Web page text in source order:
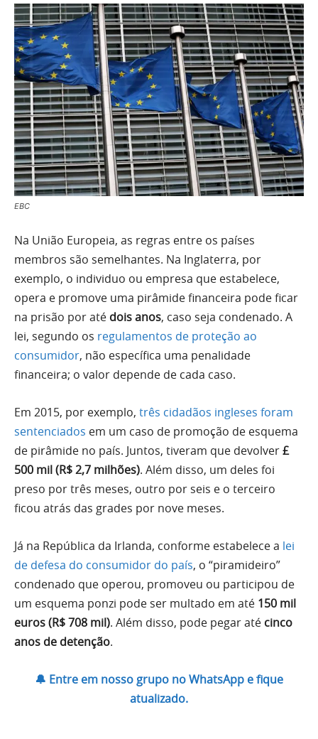
EBC
Na União Europeia, as regras entre os países
membros são semelhantes. Na Inglaterra, por
exemplo, o individuo ou empresa que estabelece,
opera e promove uma pirâmide financeira pode ficar
na prisão por até dois anos, caso seja condenado. A
lei, segundo os regulamentos de proteção ao
consumidor, não específica uma penalidade
financeira; o valor depende de cada caso.
Em 2015, por exemplo, três cidadãos ingleses foram
sentenciados em um caso de promoção de esquema
de pirâmide no país. Juntos, tiveram que devolver£
500 mil (R$ 2,7 milhões). Além disso, um deles foi
preso por três meses, outro por seis e o terceiro
ficou atrás das grades por nove meses.
Já na República da Irlanda, conforme estabelece a lei
de defesa do consumidor do país, o “piramideiro”
condenado que operou, promoveu ou participou de
um esquema ponzi pode ser multado em até 150 mil
euros (R$ 708 mil). Além disso, pode pegar até cinco
anos de detenção.
🔔 Entre em nosso grupo no WhatsApp e fique
atualizado.